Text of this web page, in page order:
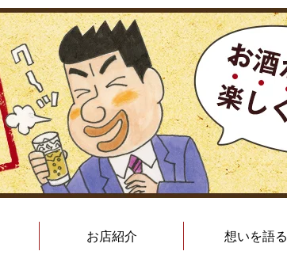
お店紹介 想いを語る